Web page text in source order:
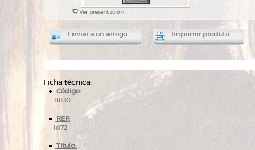
Ver presentación
Enviar a un amigo Imprimir produto
Ficha técnica:
Código:
11830
REF:
Id72
Título: